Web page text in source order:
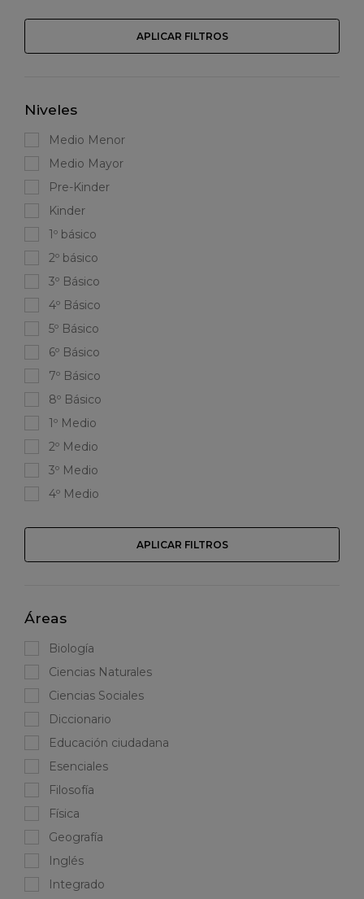
APLICAR FILTROS
Niveles
Medio Menor
Medio Mayor
Pre-Kinder
Kinder
1º básico
2º básico
3º Básico
4º Básico
5º Básico
6º Básico
7º Básico
8º Básico
1º Medio
2º Medio
3º Medio
4º Medio
APLICAR FILTROS
Áreas
Biología
Ciencias Naturales
Ciencias Sociales
Diccionario
Educación ciudadana
Esenciales
Filosofía
Física
Geografía
Inglés
Integrado